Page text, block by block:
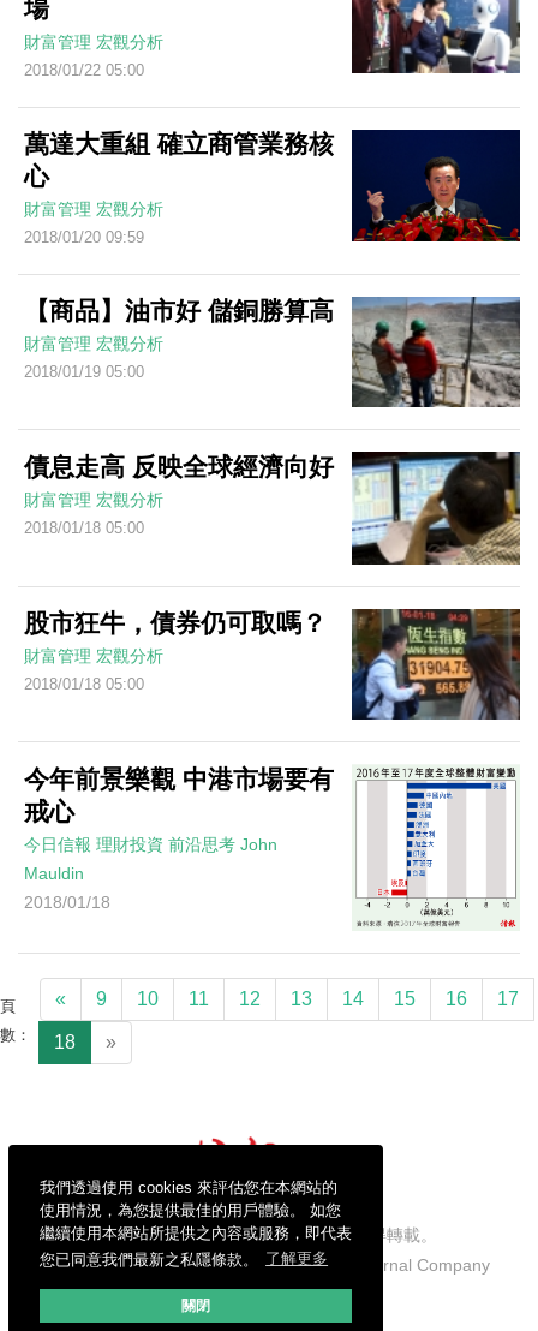
我們透過使用 cookies 來評估您在本網站的
使用情況，為您提供最佳的用戶體驗。 如您
繼續使用本網站所提供之內容或服務，即代表
您已同意我們最新之私隱條款。
了解更多
關閉
場
財富管理 宏觀分析
2018/01/22 05:00
萬達大重組 確立商管業務核
心
財富管理 宏觀分析
2018/01/20 09:59
【商品】油市好 儲銅勝算高
財富管理 宏觀分析
2018/01/19 05:00
債息走高 反映全球經濟向好
財富管理 宏觀分析
2018/01/18 05:00
股市狂牛，債券仍可取嗎？
財富管理 宏觀分析
2018/01/18 05:00
今年前景樂觀 中港市場要有
戒心
今日信報 理財投資 前沿思考 John
Mauldin
2018/01/18
頁
數：
« 9 10 11 12 13 14 15 16 17
18 »
信報財經新聞有限公司版權所有，不得轉載。
Copyright © 2026 Hong Kong Economic Journal Company
Limited. All rights reserved.